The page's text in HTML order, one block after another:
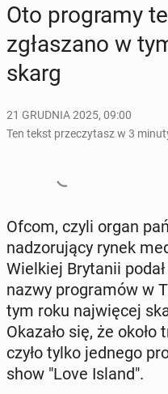
Oto pro­gra­my
zgła­sza­no w
skarg
21 GRUDNIA 2025, 09:00
Ten tekst przeczytasz w 3
Ofcom, czyli organ
nad­zo­ru­ją­cy rynek
Wiel­kiej Bry­ta­nii
nazwy pro­gra­mów w
tym roku naj­wię­cej
Okazało się, że
czy­ło tylko jednego
show "Love Island".